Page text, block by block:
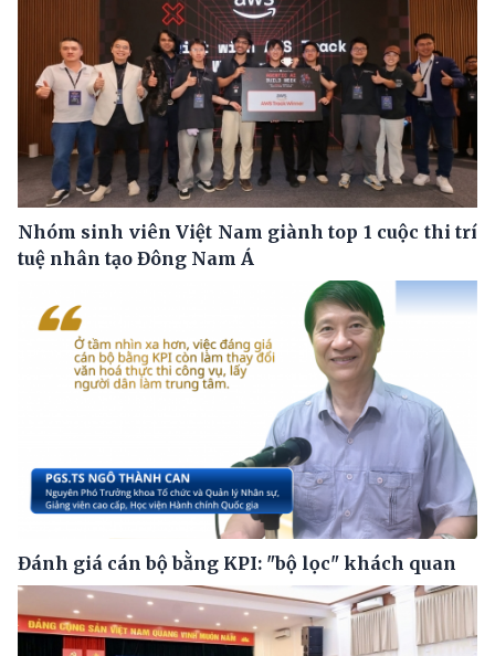
Nhóm sinh viên Việt Nam giành top 1 cuộc thi trí
tuệ nhân tạo Đông Nam Á
Đánh giá cán bộ bằng KPI: "bộ lọc" khách quan